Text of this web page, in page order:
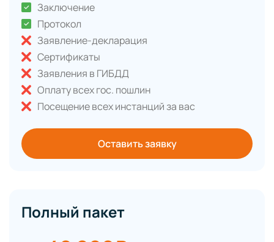
Заключение
Протокол
Заявление-декларация
Сертификаты
Заявления в ГИБДД
Оплату всех гос. пошлин
Посещение всех инстанций за вас
Оставить заявку
Полный пакет